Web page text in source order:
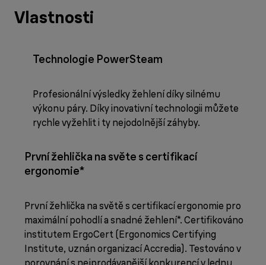
Vlastnosti
Technologie PowerSteam
Profesionální výsledky žehlení díky silnému
výkonu páry. Díky inovativní technologii můžete
rychle vyžehlit i ty nejodolnější záhyby.
První žehlička na světe s certifikací
ergonomie*
První žehlička na světě s certifikací ergonomie pro
maximální pohodlí a snadné žehlení*. Certifikováno
institutem ErgoCert (Ergonomics Certifying
Institute, uznán organizací Accredia). Testováno v
porovnání s nejprodávanější konkurencí v lednu